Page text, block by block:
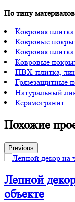
По типу материалов
Ковровая
Ковровые
Ковровая плитка
Ковровые
ПВХ-плитка,
Грязезащитные
Натуральный
Керамогранит
Похожие
Previous
Лепной
объекте